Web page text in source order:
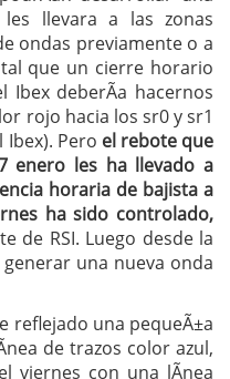
llevara a las zonas
ondas previamente o a
que un cierre horario
Ibex deberÃ­a hacernos
rojo hacia los sr0 y sr1
Ibex). Pero el rebote que
enero les ha llevado a
horaria de bajista a
ha sido controlado,
de RSI. Luego desde la
una nueva onda
reflejado una pequeÃ±a
de trazos color azul,
viernes con una lÃ­nea